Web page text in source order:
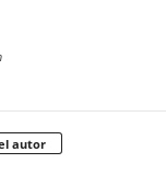
autor